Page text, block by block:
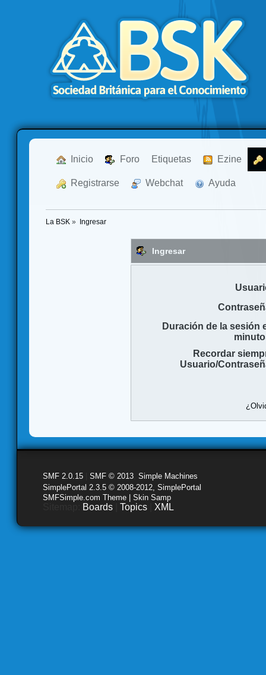
Inicio Foro Etiquetas Ezine
Registrarse Webchat Ayuda
La BSK » Ingresar
Ingresar
Duración de la sesión
Recordar
Usuario/
SMF 2.0.15 SMF © 2013 Simple Machines
SimplePortal 2.3.5 © 2008-2012, SimplePortal
SMFSimple.com Theme | Skin Samp
Boards Topics XML